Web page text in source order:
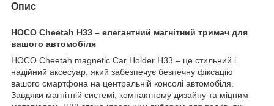
Опис
HOCO Cheetah H33 – елегантний магнітний тримач для
вашого автомобіля
HOCO Cheetah magnetic Car Holder H33 – це стильний і
надійний аксесуар, який забезпечує безпечну фіксацію
вашого смартфона на центральній консолі автомобіля.
Завдяки магнітній системі, компактному дизайну та міцним